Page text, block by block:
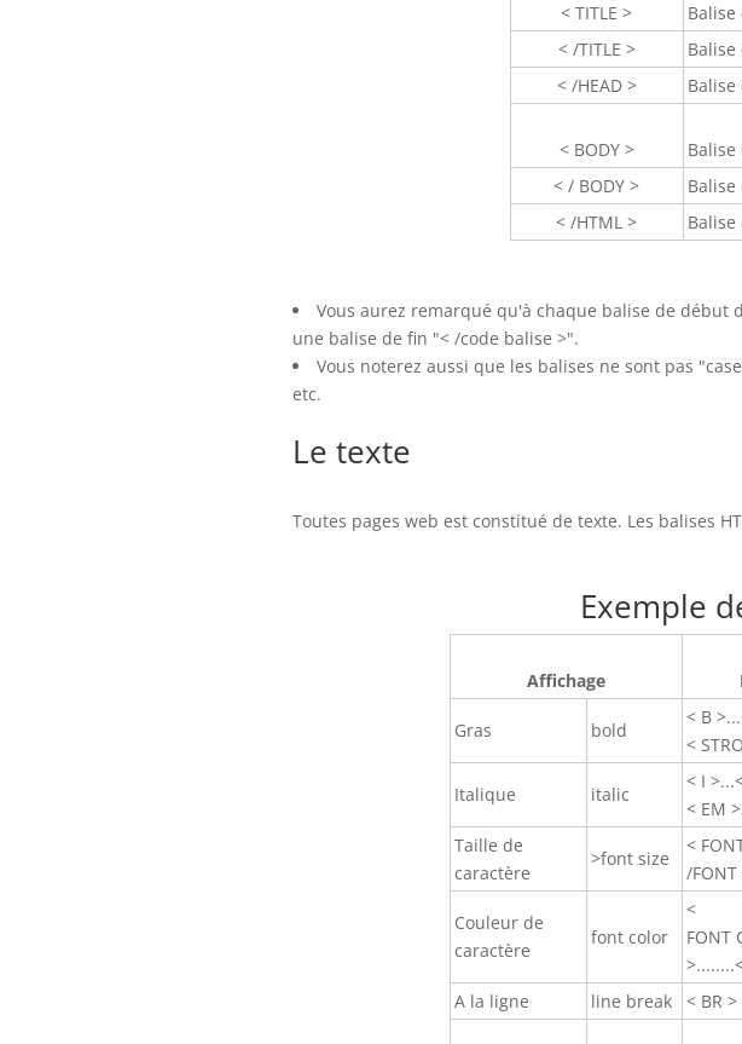
< TITLE >
< /TITLE >
< /HEAD >
< BODY >
< / BODY >
< /HTML >
Vous aurez remarqué qu'à chaque balise de
une balise de fin "< /code balise >".
Vous noterez aussi que les balises ne sont pas
etc.
Le texte
Toutes pages web est constitué de texte. Les balises
Exemple
Affichage
Gras bold
< B
<
Italique italic
< I
< EM
Taille de
caractère
>font size
<
/FONT
Couleur de
caractère
font color
<
FONT
A la ligne line break < BR >